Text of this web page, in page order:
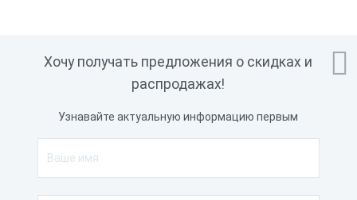

Хочу получать предложения о скидках и
распродажах!
Узнавайте актуальную информацию первым